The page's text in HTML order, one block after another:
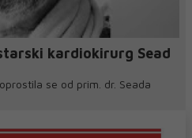
kardiokirurg Sead
se od prim. dr. Seada